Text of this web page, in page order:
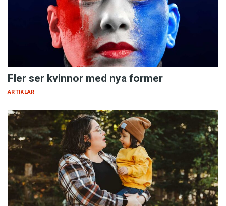
Fler ser kvinnor med nya former
ARTIKLAR